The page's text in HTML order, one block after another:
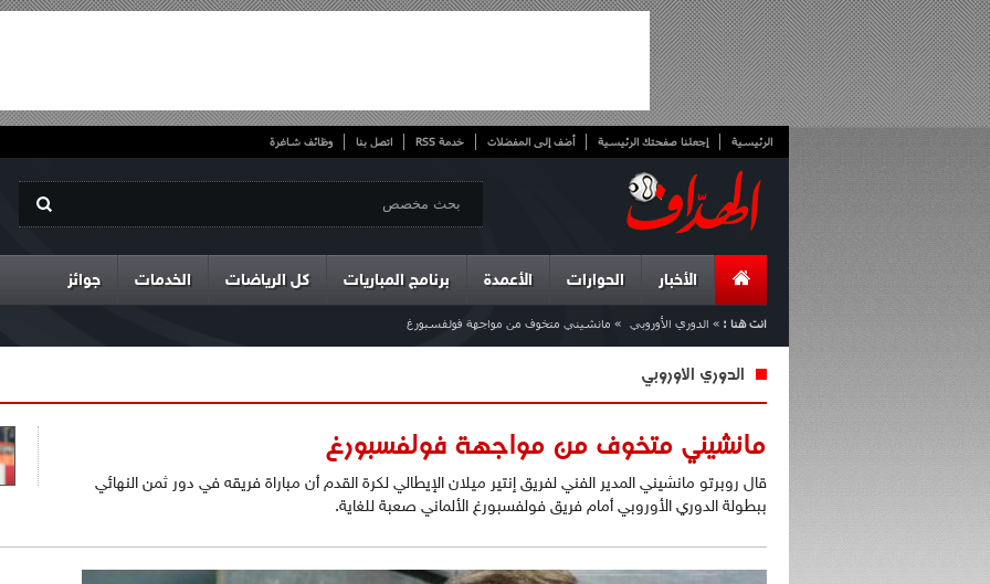
الرئيسية إجعلنا صفحتك الرئيسية أضف إلى المفضلات خدمة RSS اتصل بنا وظائف شاغرة
الأخبار الحوارات الأعمدة برنامج المباريات كل الرياضات الخدمات جوائز
انت هنا : » الدوري الأوروبي » مانشيني متخوف من مواجهة فولفسبورغ
الدوري الأوروبي
مانشيني متخوف من مواجهة فولفسبورغ
قال روبرتو مانشيني المدير الفني لفريق إنتير ميلان الإيطالي لكرة القدم أن مباراة فريقه في دور ثمن النهائي
ببطولة الدوري الأوروبي أمام فريق فولفسبورغ الألماني صعبة للغاية.